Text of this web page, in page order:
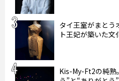
タイ王室がまとう
ト王妃が築いた文
Kis-My-Ft2の純熟